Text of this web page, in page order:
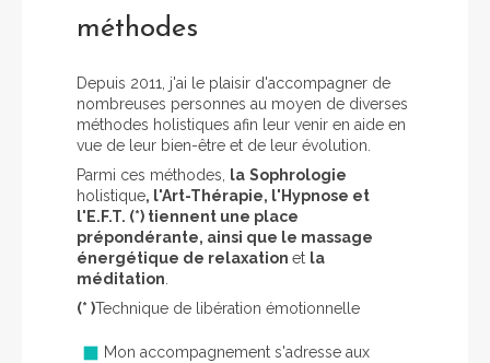
méthodes
Depuis 2011, j'ai le plaisir d'accompagner de
nombreuses personnes au moyen de diverses
méthodes holistiques afin leur venir en aide en
vue de leur bien-être et de leur évolution.
Parmi ces méthodes, la Sophrologie
holistique, l'Art-Thérapie, l'Hypnose et
l'E.F.T. (*) tiennent une place
prépondérante, ainsi que le massage
énergétique de relaxation et la
méditation.
(* )Technique de libération émotionnelle
Mon accompagnement s'adresse aux